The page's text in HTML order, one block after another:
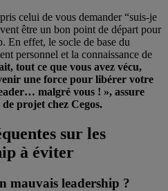
celui de vous demander “suis-je
être un bon point de départ pour
En effet, le socle de base du
personnel et la connaissance de
tout ce que vous avez vécu,
une force pour libérer votre
malgré vous ! », assure
projet chez Cegos.
sur les
à éviter
mauvais leadership ?